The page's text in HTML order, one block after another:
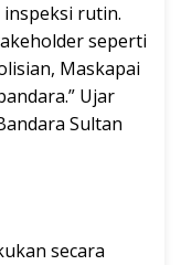
rutin.
seperti
Maskapai
Ujar
Sultan
secara